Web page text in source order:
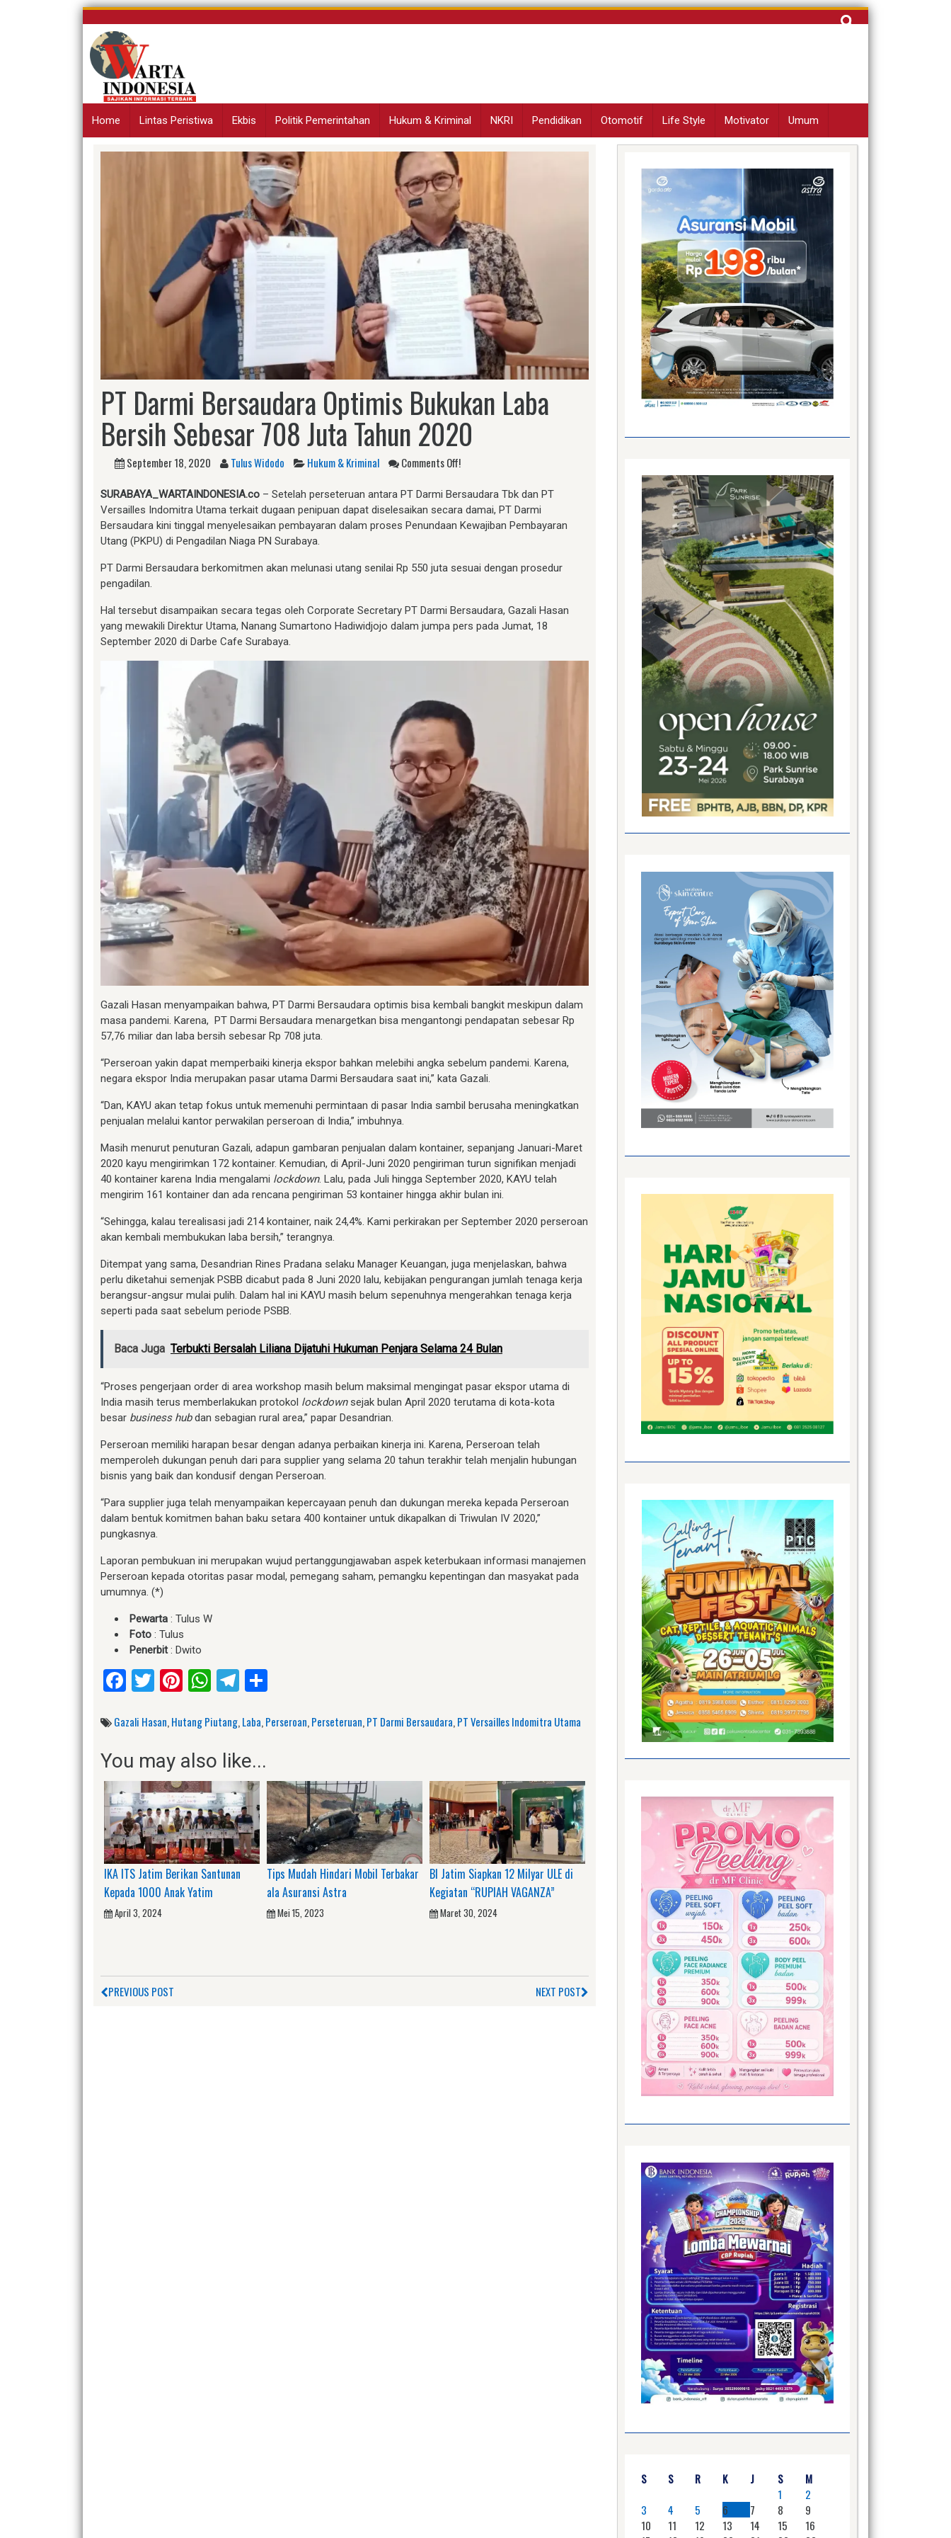
Skip
content
Cari
Home Lintas Peristiwa Ekbis Politik Pemerintahan Hukum & Kriminal NKRI Pendidikan Otomotif Life Style Motivator Umum
PT Darmi Bersaudara Optimis Bukukan Laba
Bersih Sebesar 708 Juta Tahun 2020
September 18, 2020 Tulus Widodo Hukum & Kriminal Comments Off!
SURABAYA_WARTAINDONESIA.co – Setelah perseteruan antara PT Darmi Bersaudara Tbk dan PT
Versailles Indomitra Utama terkait dugaan penipuan dapat diselesaikan secara damai, PT Darmi
Bersaudara kini tinggal menyelesaikan pembayaran dalam proses Penundaan Kewajiban Pembayaran
Utang (PKPU) di Pengadilan Niaga PN Surabaya.
PT Darmi Bersaudara berkomitmen akan melunasi utang senilai Rp 550 juta sesuai dengan prosedur
pengadilan.
Hal tersebut disampaikan secara tegas oleh Corporate Secretary PT Darmi Bersaudara, Gazali Hasan
yang mewakili Direktur Utama, Nanang Sumartono Hadiwidjojo dalam jumpa pers pada Jumat, 18
September 2020 di Darbe Cafe Surabaya.
Gazali Hasan menyampaikan bahwa, PT Darmi Bersaudara optimis bisa kembali bangkit meskipun dalam
masa pandemi. Karena, PT Darmi Bersaudara menargetkan bisa mengantongi pendapatan sebesar Rp
57,76 miliar dan laba bersih sebesar Rp 708 juta.
“Perseroan yakin dapat memperbaiki kinerja ekspor bahkan melebihi angka sebelum pandemi. Karena,
negara ekspor India merupakan pasar utama Darmi Bersaudara saat ini,” kata Gazali.
“Dan, KAYU akan tetap fokus untuk memenuhi permintaan di pasar India sambil berusaha meningkatkan
penjualan melalui kantor perwakilan perseroan di India,” imbuhnya.
Masih menurut penuturan Gazali, adapun gambaran penjualan dalam kontainer, sepanjang Januari-Maret
2020 kayu mengirimkan 172 kontainer. Kemudian, di April-Juni 2020 pengiriman turun signifikan menjadi
40 kontainer karena India mengalami lockdown. Lalu, pada Juli hingga September 2020, KAYU telah
mengirim 161 kontainer dan ada rencana pengiriman 53 kontainer hingga akhir bulan ini.
“Sehingga, kalau terealisasi jadi 214 kontainer, naik 24,4%. Kami perkirakan per September 2020 perseroan
akan kembali membukukan laba bersih,” terangnya.
Ditempat yang sama, Desandrian Rines Pradana selaku Manager Keuangan, juga menjelaskan, bahwa
perlu diketahui semenjak PSBB dicabut pada 8 Juni 2020 lalu, kebijakan pengurangan jumlah tenaga kerja
berangsur-angsur mulai pulih. Dalam hal ini KAYU masih belum sepenuhnya mengerahkan tenaga kerja
seperti pada saat sebelum periode PSBB.
Baca Juga Terbukti Bersalah Liliana Dijatuhi Hukuman Penjara Selama 24 Bulan
“Proses pengerjaan order di area workshop masih belum maksimal mengingat pasar ekspor utama di
India masih terus memberlakukan protokol lockdownsejak bulan April 2020 terutama di kota-kota
besar business hubdan sebagian rural area,” papar Desandrian.
Perseroan memiliki harapan besar dengan adanya perbaikan kinerja ini. Karena, Perseroan telah
memperoleh dukungan penuh dari para supplier yang selama 20 tahun terakhir telah menjalin hubungan
bisnis yang baik dan kondusif dengan Perseroan.
“Para supplier juga telah menyampaikan kepercayaan penuh dan dukungan mereka kepada Perseroan
dalam bentuk komitmen bahan baku setara 400 kontainer untuk dikapalkan di Triwulan IV 2020,”
pungkasnya.
Laporan pembukuan ini merupakan wujud pertanggungjawaban aspek keterbukaan informasi manajemen
Perseroan kepada otoritas pasar modal, pemegang saham, pemangku kepentingan dan masyakat pada
umumnya. (*)
Pewarta : Tulus W
Foto : Tulus
Penerbit: Dwito
Facebook
Twitter
Pinterest
WhatsApp
Telegram
Gazali Hasan,Hutang Piutang,Laba,Perseroan,Perseteruan,PT Darmi Bersaudara,PT Versailles Indomitra Utama
You may also like...
IKA ITS Jatim Berikan Santunan
Kepada 1000 Anak Yatim
April 3, 2024
Tips Mudah Hindari Mobil Terbakar
ala Asuransi Astra
Mei 15, 2023
BI Jatim Siapkan 12 Milyar ULE di
Kegiatan “RUPIAH VAGANZA”
Maret 30, 2024
PREVIOUS POST NEXT POST
S S R K J S
M
1
2
3
4 5 6 7 8
9
10
11 12 13 14 15
16